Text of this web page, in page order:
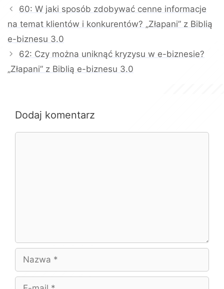
60: W jaki sposób zdobywać cenne informacje
na temat klientów i konkurentów? „Złapani” z Biblią
e-biznesu 3.0
62: Czy można uniknąć kryzysu w e-biznesie?
„Złapani” z Biblią e-biznesu 3.0
Dodaj komentarz
Nazwa